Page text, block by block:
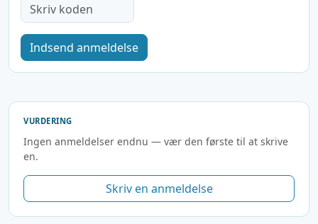
Indsend anmeldelse
VURDERING
Ingen anmeldelser endnu — vær den første til at skrive
en.
Skriv en anmeldelse